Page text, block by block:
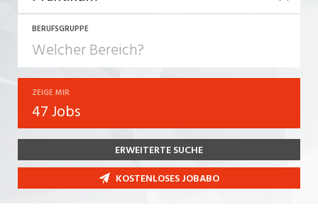
JOB-TYP
Festanstellung
Temporär (befristet)
Praktikum
BERUFSGRUPPE
Bank, Versicherung
Bau, Handwerk, Elektro
Bildung, Kunst, Design, Soziale Berufe, Sport
Chemie, Pharma, Biotechnologie
ZEIGE MIR
47 Jobs
ERWEITERTE SUCHE
KOSTENLOSES JOBABO